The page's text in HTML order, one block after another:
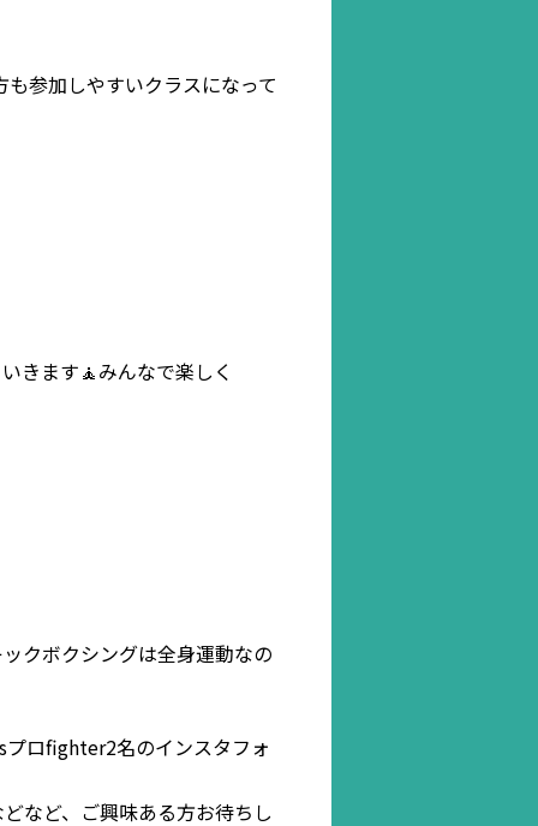
参加しやすいクラスになって
きます🧘みんなで楽しく
クボクシングは全身運動なの
ロfighter2名のインスタフォ
など、ご興味ある方お待ちし